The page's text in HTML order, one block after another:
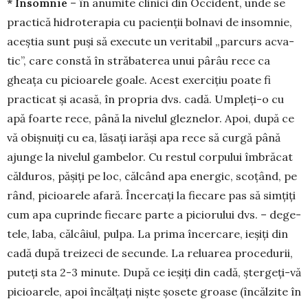
practică hidroterapia cu pacienții bolnavi de in­somnie,
aceștia sunt puși să execute un veri­tabil „par­curs ac­va­
tic”, care constă în străbaterea unui pârâu rece ca
ghea­ța cu picioarele goale. A­cest exercițiu poate fi
prac­­ti­cat și acasă, în propria dvs. cadă. Umpleți-o cu
apă foar­te rece, până la nivelul gleznelor. Apoi, după ce
vă obiș­nuiți cu ea, lăsați iarăși apa rece să curgă până
ajun­ge la ni­ve­lul gambelor. Cu restul corpului îmbrăcat
călduros, pășiți pe loc, călcând apa energic, scoțând, pe
rând, pi­cioa­rele afa­ră. Încercați la fiecare pas să simțiți
cum apa cu­prinde fiecare parte a piciorului dvs. – dege­
tele, laba, călcâiul, pul­pa. La prima încer­care, ieșiți din
cadă după treizeci de secunde. La relua­rea procedurii,
puteți sta 2-3 minu­te. După ce ieșiți din cadă, șter­geți-vă
picioarele, apoi încăl­țați niște șosete groase (încălzite în